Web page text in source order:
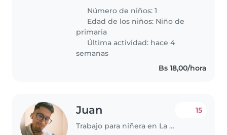
que pueda cuidar a nuestro niño
de 6 años. Necesitamos una
niñera que se sienta cómoda con
las mascotas y que..
Número de niños: 1
Edad de los niños: Niño de
primaria
Última actividad: hace 4
semanas
Bs 18,00/hora
Juan
Trabajo para niñera en La Paz
15